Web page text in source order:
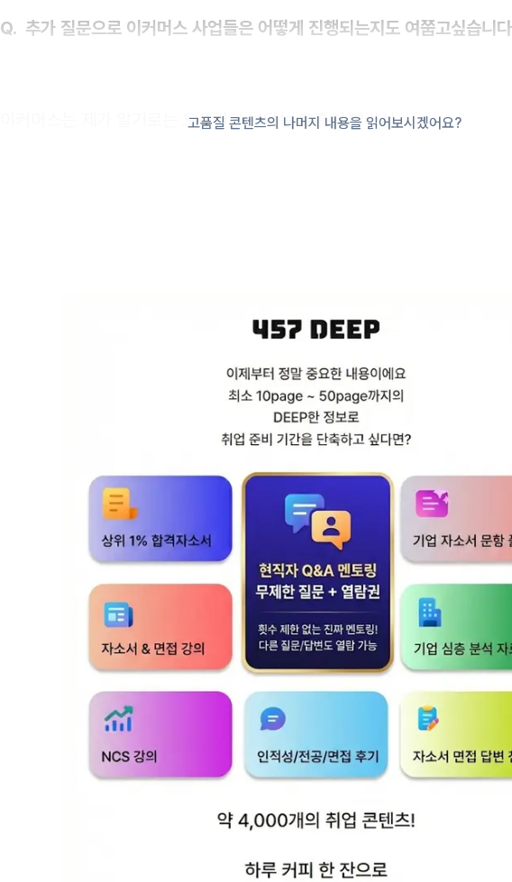
Q. 추가 질문으로 이커머스 사업들은 어떻게 진행되는지도 여쭙고싶습니다
이커머스는 제가 알기로는 오프라인 보다는 호흡이 빨라서,
고품질 콘텐츠의 나머지 내용을 읽어보시겠어요?